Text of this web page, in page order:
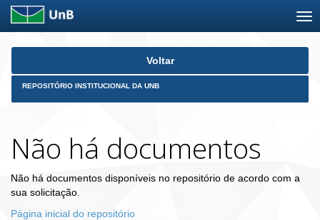
Skip
Voltar
REPOSITÓRIO INSTITUCIONAL DA UNB
Não há documentos
Não há documentos disponíveis no repositório de acordo com a
sua solicitação.
Página inicial do repositório